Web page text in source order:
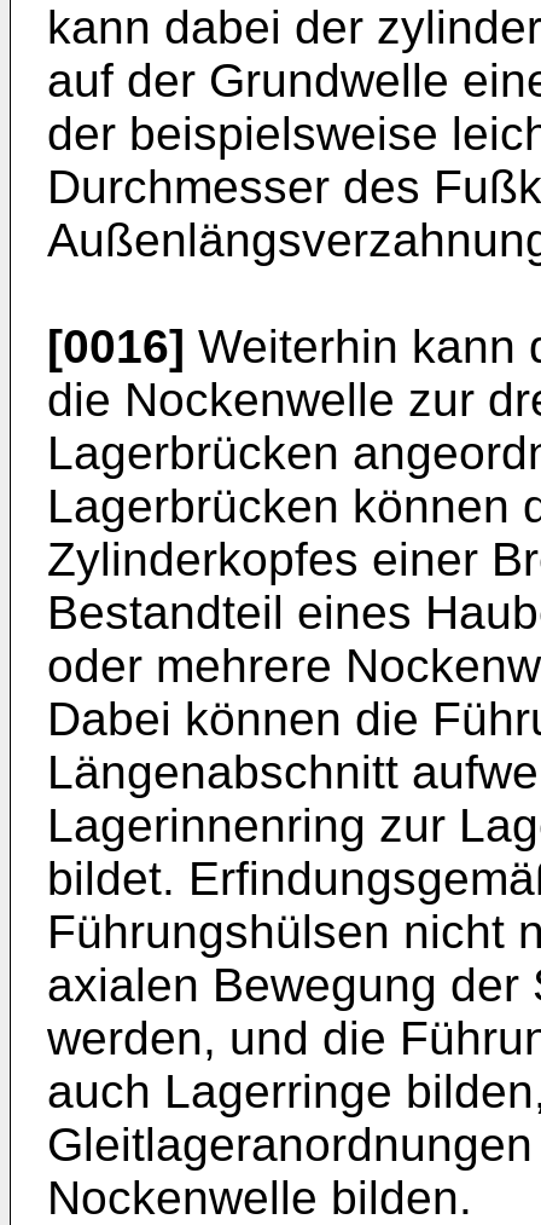
kann dabei der
auf der Grundwelle
der beispielsweise
Durchmesser des
[0016] Weiterhin kann
die Nockenwelle zur
Lagerbrücken
Lagerbrücken können
Zylinderkopfes einer
Bestandteil eines
oder mehrere
Dabei können die
Längenabschnitt
Lagerinnenring zur
bildet.
Führungshülsen nicht
axialen Bewegung der
werden, und die
auch Lagerringe
Nockenwelle bilden.